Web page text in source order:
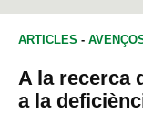
ARTICLES -
A la recerca
a la